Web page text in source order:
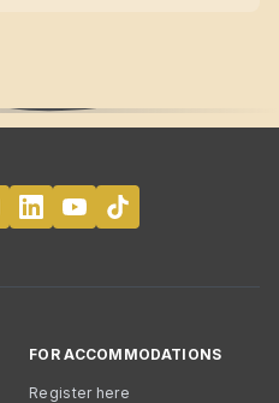
FOR ACCOMMODATIONS
Register here